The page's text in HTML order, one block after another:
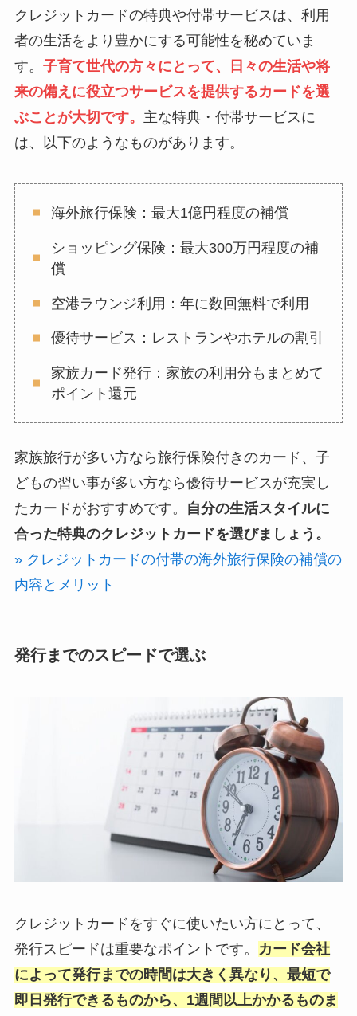
クレジットカードの特典や付帯サービスは、利用
者の生活をより豊かにする可能性を秘めていま
す。 子育て世代の方々にとって、日々の生活や将
来の備えに役立つサービスを提供するカードを選
ぶことが大切です。 主な特典・付帯サービスに
は、以下のようなものがあります。
海外旅行保険：最大1億円程度の補償
ショッピング保険：最大300万円程度の補
償
空港ラウンジ利用：年に数回無料で利用
優待サービス：レストランやホテルの割引
家族カード発行：家族の利用分もまとめて
ポイント還元
家族旅行が多い方なら旅行保険付きのカード、子
どもの習い事が多い方なら優待サービスが充実し
たカードがおすすめです。
自分の生活スタイルに
合った特典のクレジットカードを選びましょう。
» クレジットカードの付帯の海外旅行保険の補償の
内容とメリット
発行までのスピードで選ぶ
クレジットカードをすぐに使いたい方にとって、
発行スピードは重要なポイントです。
カード会社
によって発行までの時間は大きく異なり、最短で
即日発行できるものから、1週間以上かかるものま